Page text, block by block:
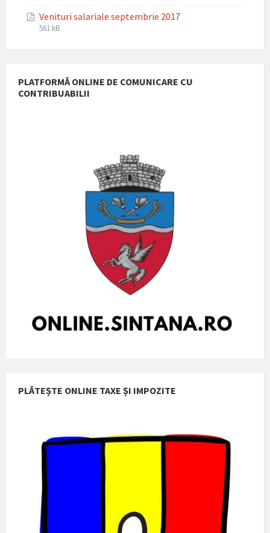
pdf
Venituri salariale septembrie 2017
File
pdf
File
561 kB
PLATFORMĂ ONLINE DE COMUNICARE CU
CONTRIBUABILII
PLĂTEȘTE ONLINE TAXE ȘI IMPOZITE